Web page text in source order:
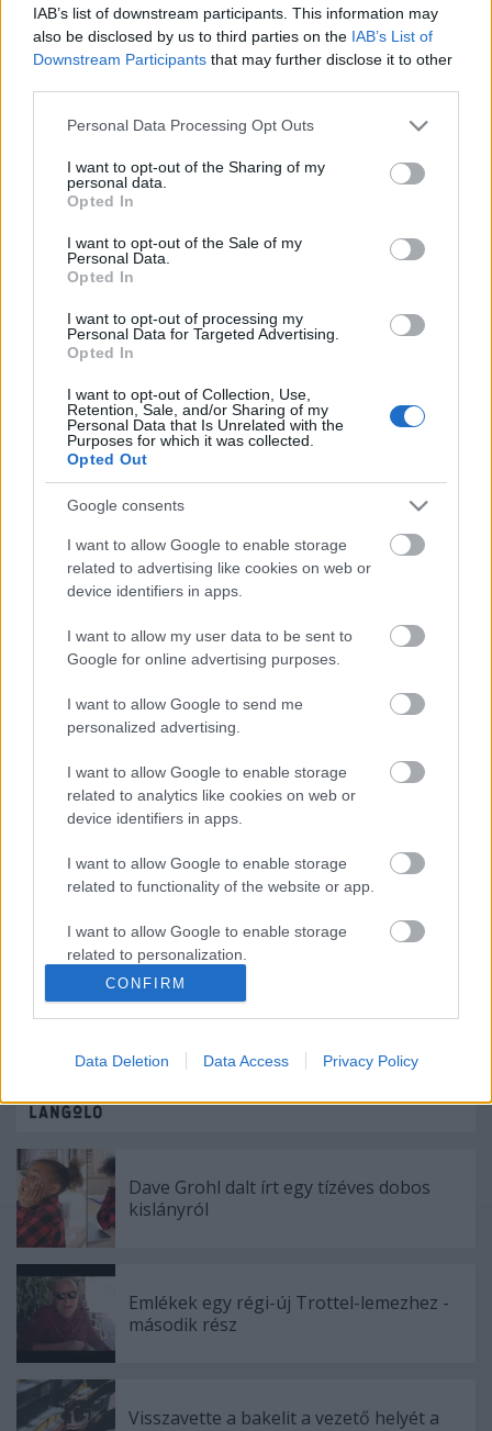
IAB’s list of downstream participants. This information may
also be disclosed by us to third parties on the IAB’s List of
Downstream Participants that may further disclose it to other
Please note that this website/app uses one or more Google
not limited to your visit or usage behaviour. You may click to
grant or deny consent to Google and its third-party tags to
use your data for below specified purposes in below Google
consent section.
Personal Data Processing Opt Outs
I want to opt-out of the Sharing of my
personal data.
Opted In
I want to opt-out of the Sale of my
Personal Data.
Opted In
I want to opt-out of processing my
Personal Data for Targeted Advertising.
Opted In
I want to opt-out of Collection, Use,
Retention, Sale, and/or Sharing of my
Personal Data that Is Unrelated with the
Purposes for which it was collected.
Opted Out
Google consents
I want to allow Google to enable storage
related to advertising like cookies on web or
device identifiers in apps.
I want to allow my user data to be sent to
Google for online advertising purposes.
I want to allow Google to send me
personalized advertising.
I want to allow Google to enable storage
related to analytics like cookies on web or
device identifiers in apps.
I want to allow Google to enable storage
related to functionality of the website or app.
I want to allow Google to enable storage
related to personalization.
I want to allow Google to enable storage
related to security, including authentication
user protection.
CONFIRM
Data Deletion Data Access Privacy Policy
néma részekre, szóval így már hallható, nagyjából
milyen lett volna az előadás hiba nélkül:
Címkék:pop metál hír metallica lady gaga
Ajánlott bejegyzések:
Dave Grohl dalt írt egy tízéves dobos
kislányról
Emlékek egy régi-új Trottel-lemezhez -
második rész
Visszavette a bakelit a vezető helyét a